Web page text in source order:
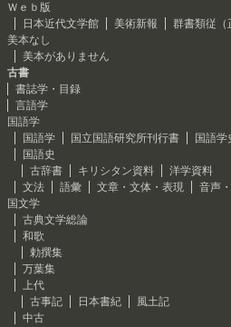
Ｗｅｂ版
日本近代文学館
美術新報 群書類従（
美本なし
美本がありません
古書
書誌学・目録
言語学
国語学
国語学
国立国語研究所刊行書
国語学
国語史
古辞書
キリシタン資料
洋学資料
文法
語彙 文章・文体・表現 音声
国文学
古典文学総論
和歌
勅撰集
万葉集
上代
古事記
日本書紀
風土記
中古